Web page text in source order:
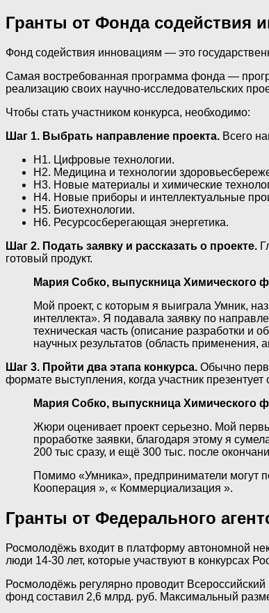
Гранты от Фонда содействия
Фонд содействия инновациям — это
Самая востребованная программа фонда —
реализацию своих научно-исследовательских
Чтобы стать участником конкурса, необходимо:
Шаг 1. Выбрать направление проекта. Всего
Н1. Цифровые технологии.
Н2. Медицина и технологии
Н3. Новые материалы и химические
Н4. Новые приборы и интеллектуальные
Н5. Биотехнологии.
Н6. Ресурсосберегающая энергетика.
Шаг 2. Подать заявку и рассказать о проекте.
готовый продукт.
Мария Собко, выпускница Химического
Мой проект, с которым я выиграла Умник,
интеллекта». Я подавала заявку по
техническая часть (описание разработки и
научных результатов (область применения,
Шаг 3. Пройти два этапа конкурса. Обычно
формате выступления, когда участник
Мария Собко, выпускница Химического
Жюри оценивает проект серьезно. Мой
проработке заявки, благодаря этому я
200 тыс сразу, и ещё 300 тыс. после
Помимо «Умника», предприниматели могут
Кооперация », « Коммерциализация ».
Гранты от Федерального
Росмолодёжь входит в платформу автономной
люди 14-30 лет, которые участвуют в конкурсах
Росмолодёжь регулярно проводит
фонд составил 2,6 млрд. руб. Максимальный